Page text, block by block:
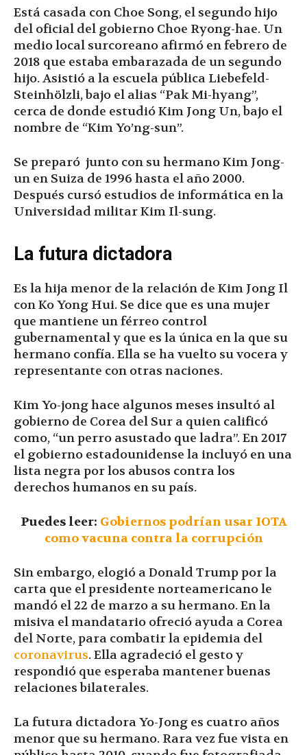
Está casada con Choe Song, el segundo hijo
del oficial del gobierno Choe Ryong-hae. Un
medio local surcoreano afirmó en febrero de
2018 que estaba embarazada de un segundo
hijo. Asistió a la escuela pública Liebefeld-
Steinhölzli, bajo el alias “Pak Mi-hyang”,
cerca de donde estudió Kim Jong Un, bajo el
nombre de “Kim Yo’ng-sun”.
Se preparó junto con su hermano Kim Jong-
un en Suiza de 1996 hasta el año 2000.
Después cursó estudios de informática en la
Universidad militar Kim Il-sung.
La futura dictadora
Es la hija menor de la relación de Kim Jong Il
con Ko Yong Hui. Se dice que es una mujer
que mantiene un férreo control
gubernamental y que es la única en la que su
hermano confía. Ella se ha vuelto su vocera y
representante con otras naciones.
Kim Yo-jong hace algunos meses insultó al
gobierno de Corea del Sur a quien calificó
como, “un perro asustado que ladra”. En 2017
el gobierno estadounidense la incluyó en una
lista negra por los abusos contra los
derechos humanos en su país.
Puedes leer: Gobiernos podrían usar IOTA
como vacuna contra la corrupción
Sin embargo, elogió a Donald Trump por la
carta que el presidente norteamericano le
mandó el 22 de marzo a su hermano. En la
misiva el mandatario ofreció ayuda a Corea
del Norte, para combatir la epidemia del
coronavirus. Ella agradeció el gesto y
respondió que esperaba mantener buenas
relaciones bilaterales.
La futura dictadora Yo-Jong es cuatro años
menor que su hermano. Rara vez fue vista en